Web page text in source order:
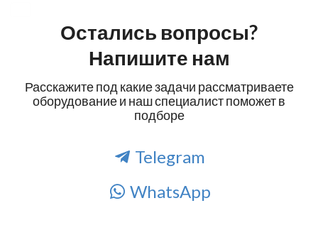
Остались вопросы?
Напишите нам
Расскажите под какие задачи рассматриваете
оборудование и наш специалист поможет в
подборе
Telegram
WhatsApp